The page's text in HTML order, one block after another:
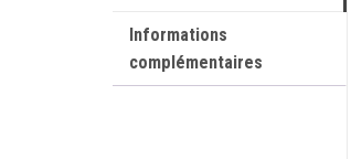
Informations
complémentaires